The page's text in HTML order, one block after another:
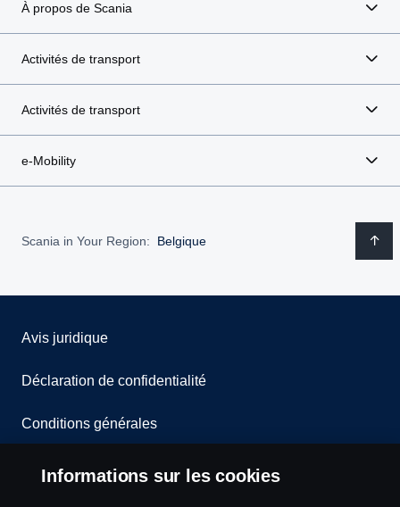
À propos de Scania
Activités de transport
Activités de transport
e-Mobility
Scania in Your Region: Belgique
Avis juridique
Déclaration de confidentialité
Conditions générales
Contactez-nous
Informations sur les cookies